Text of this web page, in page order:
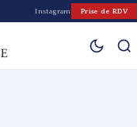
Instagram Prise de RDV